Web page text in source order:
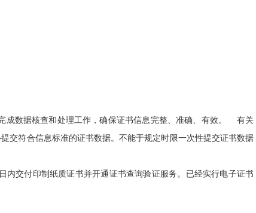
数据核查和处理工作，确保证书信息完整、准确、有效。
有关
交符合信息标准的证书数据。不能于规定时限一次性提交证书数据
内交付印制纸质证书并开通证书查询验证服务。已经实行电子证书